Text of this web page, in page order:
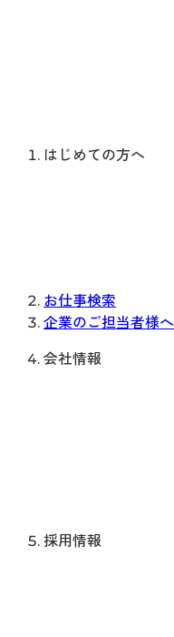
はじめての方へ
お仕事検索
企業のご担当者様へ
会社情報
採用情報